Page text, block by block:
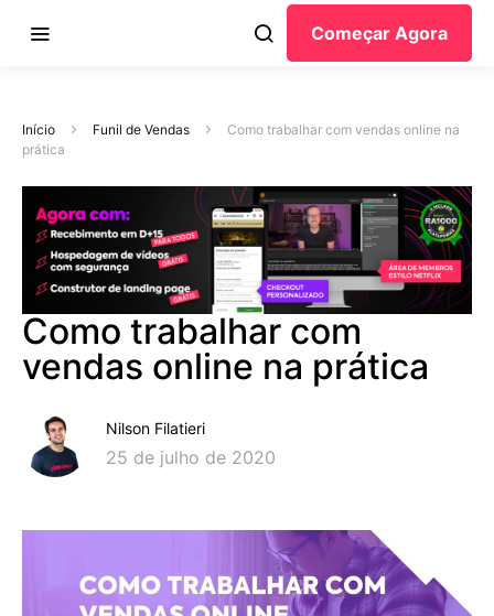
Começar Agora
Início Funil de Vendas
Como trabalhar com vendas online na
prática
Como trabalhar com
vendas online na prática
Nilson Filatieri
25 de julho de 2020